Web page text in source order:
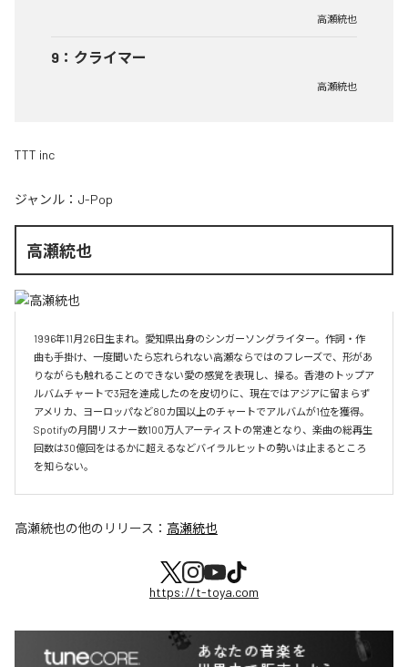
高瀬統也
9 ： クライマー
高瀬統也
TTT inc
ジャンル： J-Pop
高瀬統也
1996年11月26日生まれ。愛知県出身のシンガーソングライター。作詞・作
曲も手掛け、一度聞いたら忘れられない高瀬ならではのフレーズで、形があ
りながらも触れることのできない愛の感覚を表現し、操る。香港のトップア
ルバムチャートで3冠を達成したのを皮切りに、現在ではアジアに留まらず
アメリカ、ヨーロッパなど80カ国以上のチャートでアルバムが1位を獲得。
Spotifyの月間リスナー数100万人アーティストの常連となり、楽曲の総再生
回数は30億回をはるかに超えるなどバイラルヒットの勢いは止まるところ
を知らない。
高瀬統也の他のリリース： 高瀬統也
https://t-toya.com